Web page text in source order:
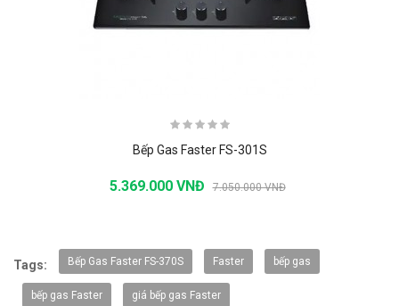
Bếp Gas Faster FS-301S
5.369.000 VNĐ 7.050.000 VNĐ
Tags: Bếp Gas Faster FS-370S Faster bếp gas
bếp gas Faster giá bếp gas Faster